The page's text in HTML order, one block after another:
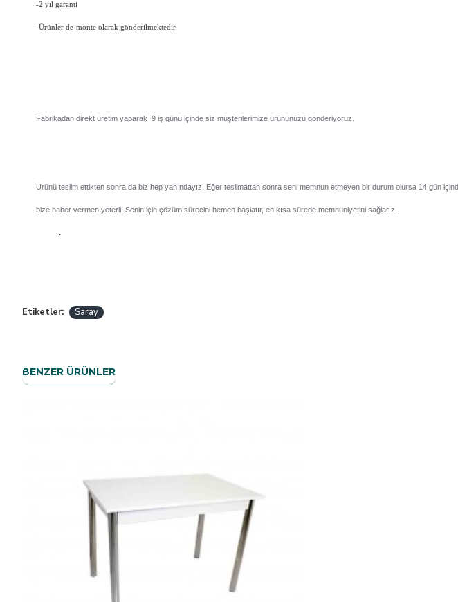
-2 yıl garanti
-Ürünler de-monte olarak gönderilmektedir
Fabrikadan direkt üretim yaparak 9 iş günü içinde siz müşterilerimize ürününüzü gönderiyoruz.
Ürünü teslim ettikten sonra da biz hep yanındayız. Eğer teslimattan sonra seni memnun etmeyen bir durum olursa 14 gün
bize haber vermen yeterli. Senin için çözüm sürecini hemen başlatır, en kısa sürede memnuniyetini sağlarız.
.
Etiketler: Saray
BENZER ÜRÜNLER